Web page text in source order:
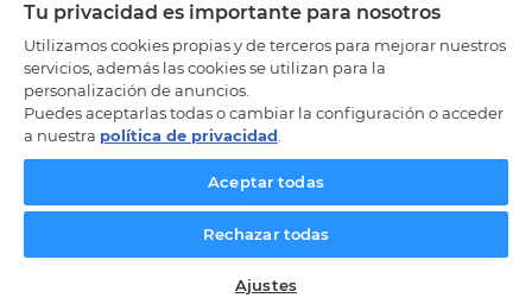
Tu privacidad es importante para nosotros
Utilizamos cookies propias y de terceros para mejorar nuestros
servicios, además las cookies se utilizan para la
personalización de anuncios.
Puedes aceptarlas todas o cambiar la configuración o acceder
a nuestra política de privacidad
Aceptar todas
Rechazar todas
Ajustes
SOLICITA INFORMACIÓN